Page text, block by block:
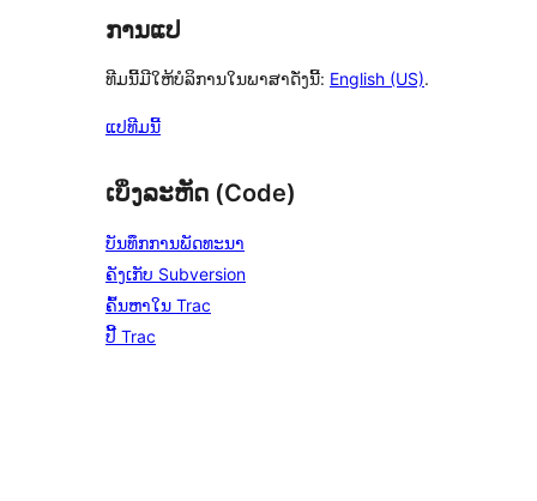
ການແປ
ທີມນີ້ມີໃຫ້ບໍລິການໃນພາສາດັ່ງນີ້: English (US).
ແປທີມນີ້
ເບິ່ງລະຫັດ (Code)
ບັນທຶກການພັດທະນາ
ຄັງເກັບ Subversion
ຄົ້ນຫາໃນ Trac
ປີ້ Trac